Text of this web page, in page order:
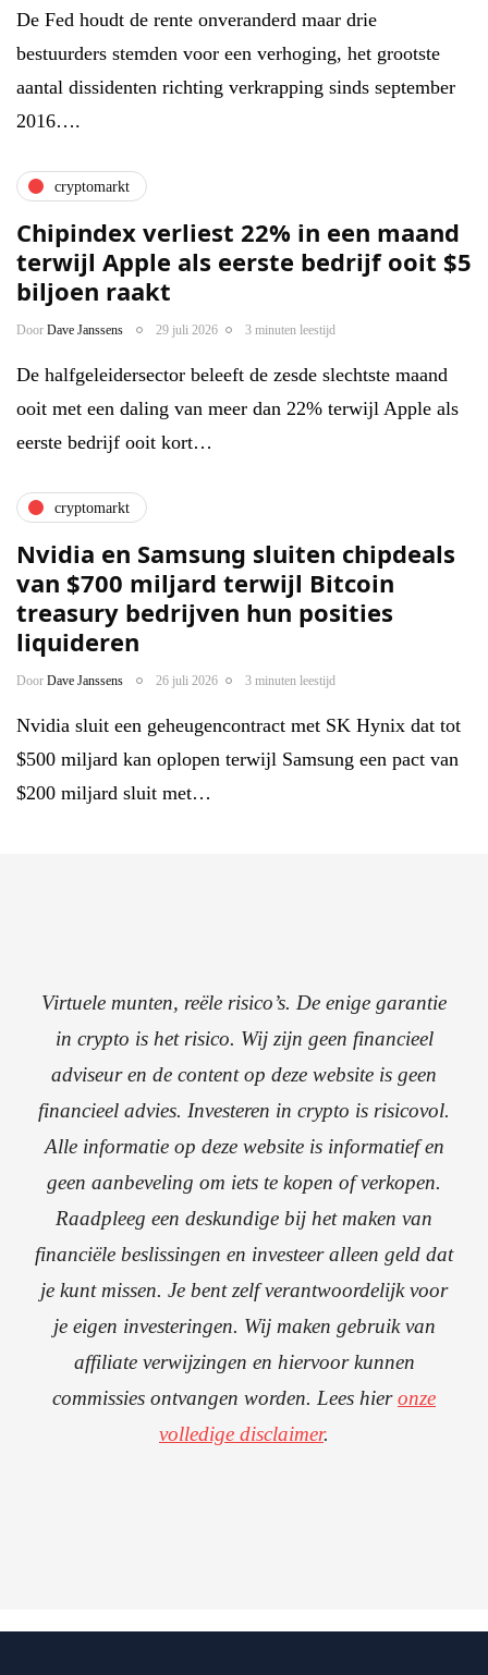
De Fed houdt de rente onveranderd maar drie
bestuurders stemden voor een verhoging, het grootste
aantal dissidenten richting verkrapping sinds september
2016….
cryptomarkt
Chipindex verliest 22% in een maand
terwijl Apple als eerste bedrijf ooit $5
biljoen raakt
Door Dave Janssens 29 juli 2026 3 minuten leestijd
De halfgeleidersector beleeft de zesde slechtste maand
ooit met een daling van meer dan 22% terwijl Apple als
eerste bedrijf ooit kort…
cryptomarkt
Nvidia en Samsung sluiten chipdeals
van $700 miljard terwijl Bitcoin
treasury bedrijven hun posities
liquideren
Door Dave Janssens 26 juli 2026 3 minuten leestijd
Nvidia sluit een geheugencontract met SK Hynix dat tot
$500 miljard kan oplopen terwijl Samsung een pact van
$200 miljard sluit met…
Virtuele munten, reële risico’s. De enige garantie
in crypto is het risico. Wij zijn geen financieel
adviseur en de content op deze website is geen
financieel advies. Investeren in crypto is risicovol.
Alle informatie op deze website is informatief en
geen aanbeveling om iets te kopen of verkopen.
Raadpleeg een deskundige bij het maken van
financiële beslissingen en investeer alleen geld dat
je kunt missen. Je bent zelf verantwoordelijk voor
je eigen investeringen. Wij maken gebruik van
affiliate verwijzingen en hiervoor kunnen
commissies ontvangen worden. Lees hieronze
volledige disclaimer.